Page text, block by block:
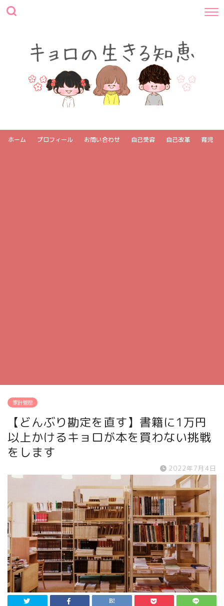
ホーム プロフィール お問い合わせ 自己受容 自己改革 育児
家計管理
【どんぶり勘定を直す】書籍に1万円
以上かけるキョロが本を買わない挑戦
をします
2022年7月4日